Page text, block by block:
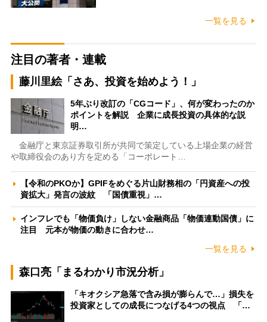
一覧を見る
注目の著者・連載
藤川里絵「さあ、投資を始めよう！」
5年ぶり改訂の「CGコード」、何が変わったのか
ポイントを解説 企業に成長投資の具体的な説
明…
金融庁と東京証券取引所が共同で策定している上場企業の経営
や取締役会のあり方を定める「コーポレート…
【令和のPKOか】GPIFをめぐる片山財務相の「円資産への投
資拡大」発言の波紋 「国債重視」…
インフレでも「物価負け」しない金融商品「物価連動国債」に
注目 元本が物価の動きに合わせ…
一覧を見る
森口亮「まるわかり市況分析」
「キオクシア急落で含み損が膨らんで…」損失を
投資家としての成長につなげる4つの視点 「…